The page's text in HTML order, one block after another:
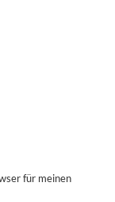
für meinen